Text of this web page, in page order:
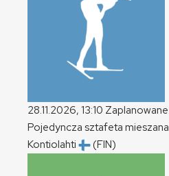
28.11.2026, 13:10 Zaplanowane
Pojedyncza sztafeta mieszana
Kontiolahti
(FIN)